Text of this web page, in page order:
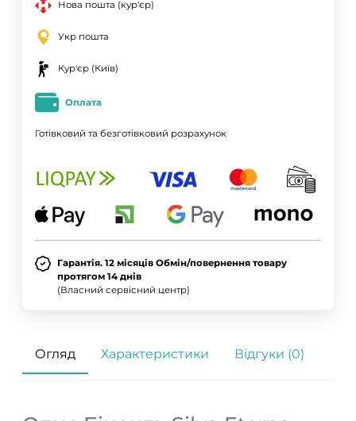
Нова пошта (кур'єр)
Укр пошта
Кур'єр (Київ)
Оплата
Готівковий та безготівковий розрахунок
Гарантія. 12 місяців Обмін/повернення товару
протягом 14 днів
(Власний сервісний центр)
Огляд Характеристики Відгуки (0)